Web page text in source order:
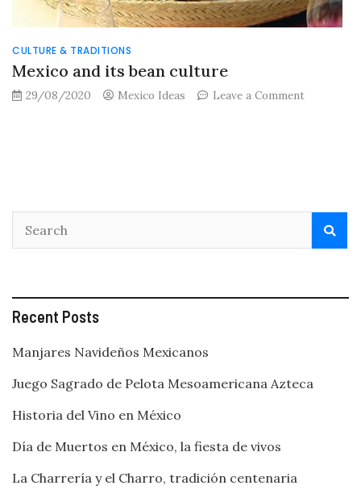
CULTURE & TRADITIONS
Mexico and its bean culture
29/08/2020 Mexico Ideas Leave a Commenton
Recent Posts
Manjares Navideños Mexicanos
Juego Sagrado de Pelota Mesoamericana Azteca
Historia del Vino en México
Día de Muertos en México, la fiesta de vivos
La Charrería y el Charro, tradición centenaria